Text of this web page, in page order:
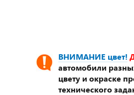
ВНИМАНИЕ цвет!
автомобили
цвету и окраске
технического